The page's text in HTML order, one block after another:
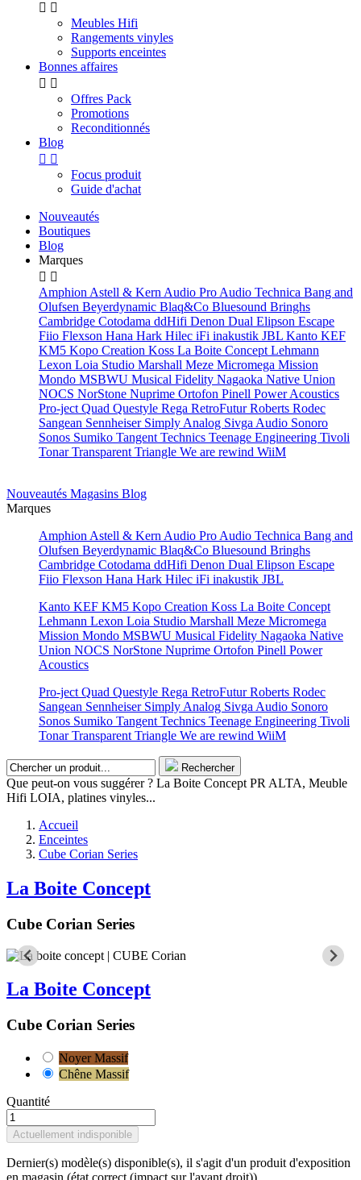
 
Meubles Hifi
Rangements vinyles
Supports enceintes
Bonnes affaires
 
Offres Pack
Promotions
Reconditionnés
Blog
 
Focus produit
Guide d'achat
Nouveautés
Boutiques
Blog
Marques
 
Amphion Astell & Kern Audio Pro Audio Technica Bang and
Olufsen Beyerdynamic Blaq&Co Bluesound Bringhs
Cambridge Cotodama ddHifi Denon Dual Elipson Escape
Fiio Flexson Hana Hark Hilec iFi inakustik JBL Kanto KEF
KM5 Kopo Creation Koss La Boite Concept Lehmann
Lexon Loia Studio Marshall Meze Micromega Mission
Mondo MSBWU Musical Fidelity Nagaoka Native Union
NOCS NorStone Nuprime Ortofon Pinell Power Acoustics
Pro-ject Quad Questyle Rega RetroFuturRoberts Rodec
Sangean Sennheiser Simply Analog Sivga Audio Sonoro
Sonos Sumiko Tangent Technics Teenage Engineering Tivoli
TonarTransparent Triangle We are rewind WiiM
Nouveautés Magasins Blog
Marques
Amphion Astell & Kern Audio Pro Audio Technica Bang and
Olufsen Beyerdynamic Blaq&Co Bluesound Bringhs
Cambridge Cotodama ddHifi Denon Dual Elipson Escape
Fiio Flexson Hana Hark Hilec iFi inakustik JBL
Kanto KEF KM5 Kopo Creation Koss La Boite Concept
Lehmann Lexon Loia Studio Marshall Meze Micromega
Mission Mondo MSBWU Musical Fidelity Nagaoka Native
Union NOCS NorStone Nuprime Ortofon Pinell Power
Acoustics
Pro-ject Quad Questyle Rega RetroFuturRoberts Rodec
Sangean Sennheiser Simply Analog Sivga Audio Sonoro
Sonos Sumiko Tangent Technics Teenage Engineering Tivoli
TonarTransparent Triangle We are rewind WiiM
Rechercher
Que peut-on vous suggérer ? La Boite Concept PR ALTA, Meuble
Hifi LOIA, platines vinyles...
Accueil
Enceintes
Cube Corian Series
La Boite Concept
Cube Corian Series
La Boite Concept
Cube Corian Series
Noyer Massif
Chêne Massif
Quantité
Actuellement indisponible
Dernier(s) modèle(s) disponible(s), il s'agit d'un produit d'exposition
en magasin (état correct (impact sur l'avant droit))